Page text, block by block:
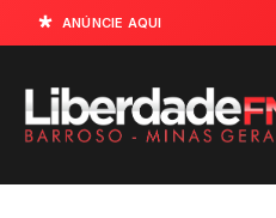
ANÚNCIE AQUI